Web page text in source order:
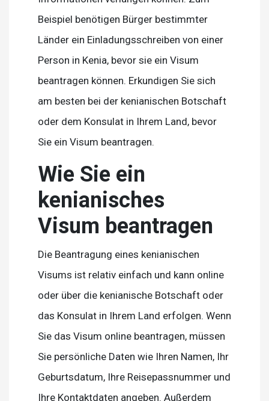
Beispiel benötigen Bürger bestimmter
Länder ein Einladungsschreiben von einer
Person in Kenia, bevor sie ein Visum
beantragen können. Erkundigen Sie sich
am besten bei der kenianischen Botschaft
oder dem Konsulat in Ihrem Land, bevor
Sie ein Visum beantragen.
Wie Sie ein
kenianisches
Visum beantragen
Die Beantragung eines kenianischen
Visums ist relativ einfach und kann online
oder über die kenianische Botschaft oder
das Konsulat in Ihrem Land erfolgen. Wenn
Sie das Visum online beantragen, müssen
Sie persönliche Daten wie Ihren Namen, Ihr
Geburtsdatum, Ihre Reisepassnummer und
Ihre Kontaktdaten angeben. Außerdem